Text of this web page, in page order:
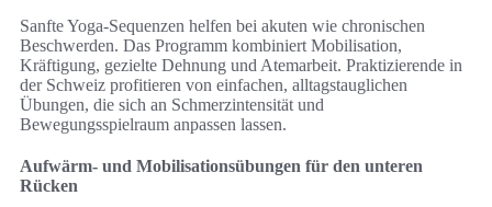
Sanfte Yoga-Sequenzen helfen bei akuten wie chronischen
Beschwerden. Das Programm kombiniert Mobilisation,
Kräftigung, gezielte Dehnung und Atemarbeit. Praktizierende in
der Schweiz profitieren von einfachen, alltagstauglichen
Übungen, die sich an Schmerzintensität und
Bewegungsspielraum anpassen lassen.
Aufwärm- und Mobilisationsübungen für den unteren
Rücken